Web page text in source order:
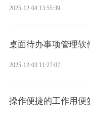
2025-12-04 13:55:39
桌面待办事项管理软
2025-12-03 11:27:07
操作便捷的工作用便